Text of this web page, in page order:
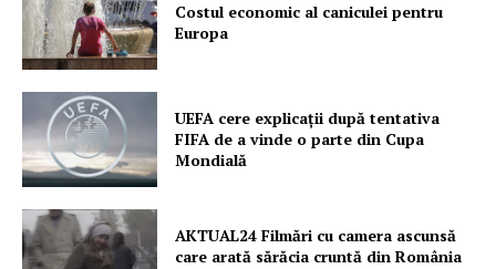
Costul economic al caniculei pentru
Europa
UEFA cere explicații după tentativa
FIFA de a vinde o parte din Cupa
Mondială
AKTUAL24 Filmări cu camera ascunsă
care arată sărăcia cruntă din România